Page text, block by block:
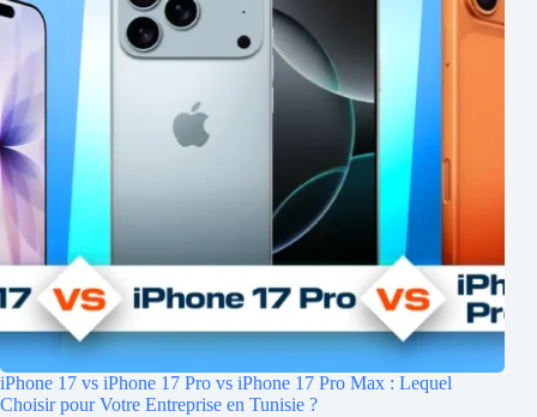
iPhone 17 vs iPhone 17 Pro vs iPhone 17 Pro Max : Lequel
Choisir pour Votre Entreprise en Tunisie ?